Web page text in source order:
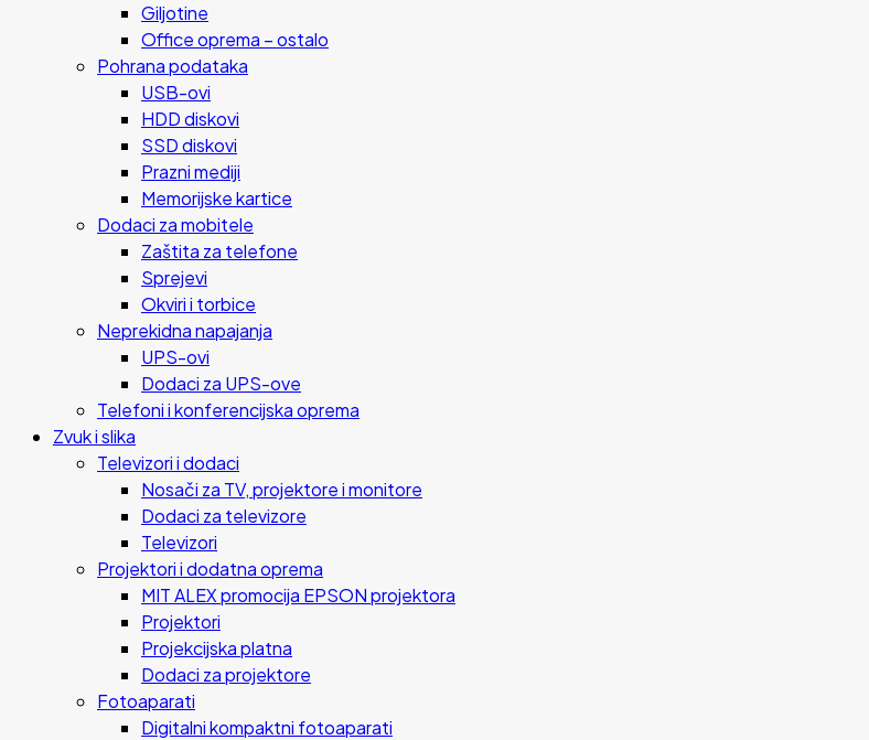
Giljotine
Office oprema – ostalo
Pohrana podataka
USB-ovi
HDD diskovi
SSD diskovi
Prazni mediji
Memorijske kartice
Dodaci za mobitele
Zaštita za telefone
Sprejevi
Okviri i torbice
Neprekidna napajanja
UPS-ovi
Dodaci za UPS-ove
Telefoni i konferencijska oprema
Zvuk i slika
Televizori i dodaci
Nosači za TV, projektore i monitore
Dodaci za televizore
Televizori
Projektori i dodatna oprema
MIT ALEX promocija EPSON projektora
Projektori
Projekcijska platna
Dodaci za projektore
Fotoaparati
Digitalni kompaktni fotoaparati